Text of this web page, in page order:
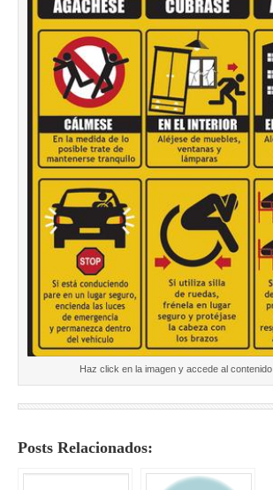
Haz click en la imagen y accede al contenido
Posts Relacionados: